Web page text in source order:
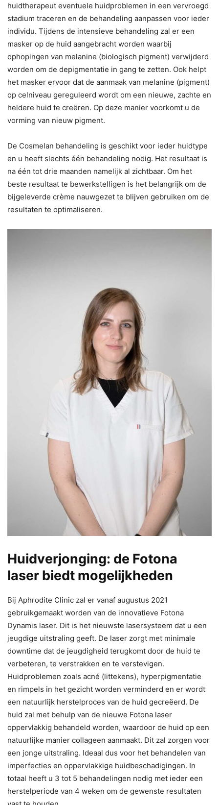
huidtherapeut eventuele huidproblemen in een vervroegd
stadium traceren en de behandeling aanpassen voor ieder
individu. Tijdens de intensieve behandeling zal er een
masker op de huid aangebracht worden waarbij
ophopingen van melanine (biologisch pigment) verwijderd
worden om de depigmentatie in gang te zetten. Ook helpt
het masker ervoor dat de aanmaak van melanine (pigment)
op celniveau gereguleerd wordt om een nieuwe, zachte en
heldere huid te creëren. Op deze manier voorkomt u de
vorming van nieuw pigment.
De Cosmelan behandeling is geschikt voor ieder huidtype
en u heeft slechts één behandeling nodig. Het resultaat is
na één tot drie maanden namelijk al zichtbaar. Om het
beste resultaat te bewerkstelligen is het belangrijk om de
bijgeleverde crème nauwgezet te blijven gebruiken om de
resultaten te optimaliseren.
Huidverjonging: de Fotona
laser biedt mogelijkheden
Bij Aphrodite Clinic zal er vanaf augustus 2021
gebruikgemaakt worden van de innovatieve Fotona
Dynamis laser. Dit is het nieuwste lasersysteem dat u een
jeugdige uitstraling geeft. De laser zorgt met minimale
downtime dat de jeugdigheid terugkomt door de huid te
verbeteren, te verstrakken en te verstevigen.
Huidproblemen zoals acné (littekens), hyperpigmentatie
en rimpels in het gezicht worden verminderd en er wordt
een natuurlijk herstelproces van de huid gecreëerd. De
huid zal met behulp van de nieuwe Fotona laser
oppervlakkig behandeld worden, waardoor de huid op een
natuurlijke manier collageen aanmaakt. Dit zal zorgen voor
een jonge uitstraling. Ideaal dus voor het behandelen van
imperfecties en oppervlakkige huidbeschadigingen. In
totaal heeft u 3 tot 5 behandelingen nodig met ieder een
herstelperiode van 4 weken om de gewenste resultaten